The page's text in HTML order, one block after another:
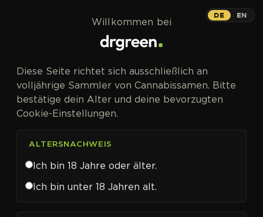
DE EN
Willkommen bei
Diese Seite richtet sich ausschließlich an
volljährige Sammler von Cannabissamen. Bitte
bestätige dein Alter und deine bevorzugten
Cookie-Einstellungen.
ALTERSNACHWEIS
Ich bin 18 Jahre oder älter.
Ich bin unter 18 Jahren alt.